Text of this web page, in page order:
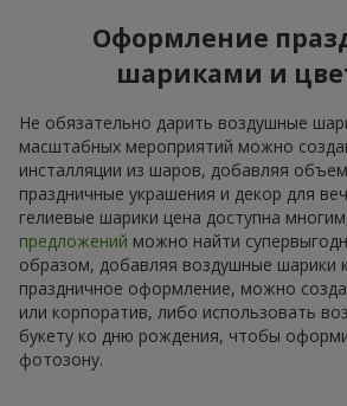
Оформление
шариками и
Не обязательно дарить воздушные
масштабных мероприятий можно
инсталляции из шаров, добавляя
праздничные украшения и декор для
гелиевые шарики цена доступна
предложений можно найти
образом, добавляя воздушные шарики
праздничное оформление, можно
или корпоратив, либо использовать
букету ко дню рождения, чтобы
фотозону.